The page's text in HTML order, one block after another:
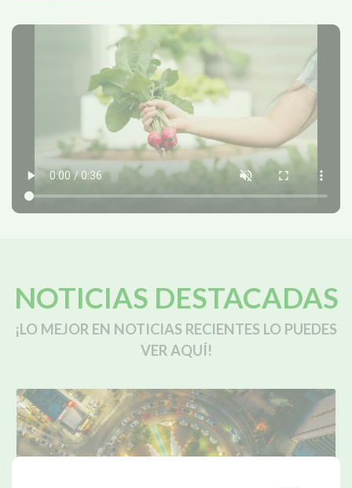
NOTICIAS DESTACADAS
¡LO MEJOR EN NOTICIAS RECIENTES LO PUEDES
VER AQUÍ!